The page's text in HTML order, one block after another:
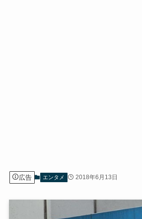
広告 エンタメ 2018年6月13日